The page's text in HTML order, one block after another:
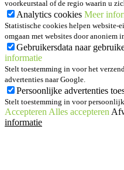
voorkeurstaal of de regio waarin u
Analytics cookies Meer
Statistische cookies helpen website-
omgaan met websites door anoniem
Gebruikersdata naar
informatie
Stelt toestemming in voor het
advertenties naar Google.
Persoonlijke advertenties
Stelt toestemming in voor
Accepteren Alles accepteren
informatie